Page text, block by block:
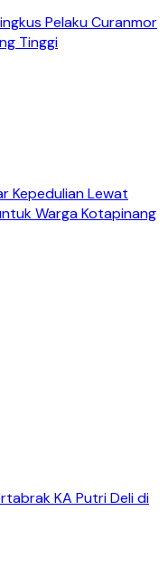
Pelaku Curanmor
Tinggi
Kepedulian Lewat
Warga Kotapinang
KA Putri Deli di